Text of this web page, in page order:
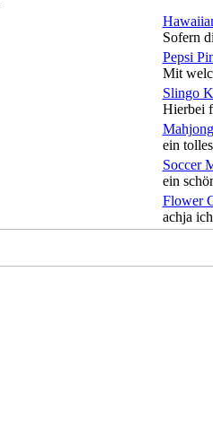
Sofern
Pepsi
Mit
Slingo
Hierbei
ein
Soccer
ein
Flower
achja